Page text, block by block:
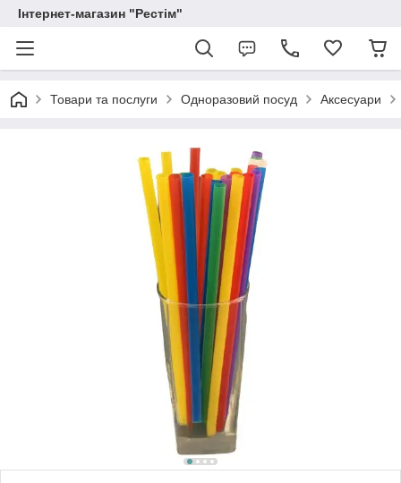
Інтернет-магазин "Рестім"
Товари та послуги Одноразовий посуд Аксесуари